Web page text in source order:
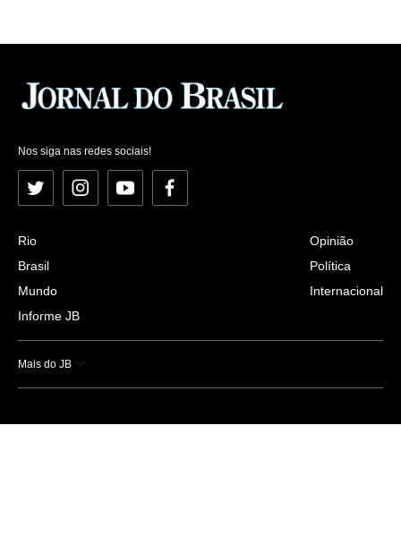
Nos siga nas redes sociais!
Twitter InstagramYouTubeFacebook
Rio
Brasil
Mundo
Informe JB
Opinião
Política
Internacional
Mais do JB
Esportes